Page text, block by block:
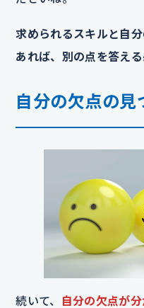
求められるスキルと自
あれば、別の点を答え
自分の欠点の見
続いて、
自分の欠点が